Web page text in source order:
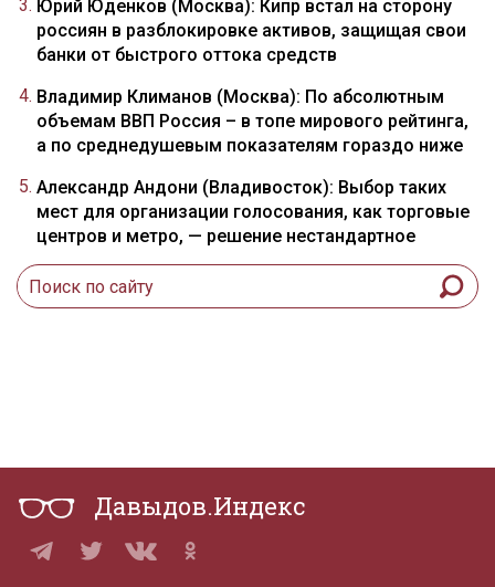
Юрий Юденков (Москва): Кипр встал на сторону
россиян в разблокировке активов, защищая свои
банки от быстрого оттока средств
Владимир Климанов (Москва): По абсолютным
объемам ВВП Россия – в топе мирового рейтинга,
а по среднедушевым показателям гораздо ниже
Александр Андони (Владивосток): Выбор таких
мест для организации голосования, как торговые
центров и метро, — решение нестандартное
Давыдов.Индекс